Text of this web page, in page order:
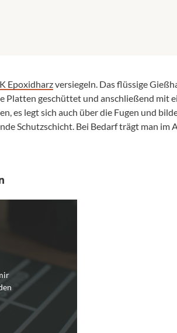
Epoxidharzversiegeln. Das flüssige
geschüttet und anschließend mit
es legt sich auch über die Fugen und
Schutzschicht. Bei Bedarf trägt man im